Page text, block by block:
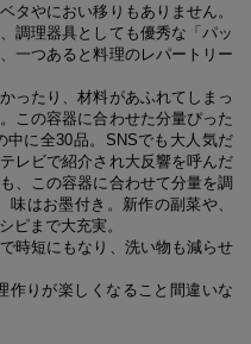
タやにおい移りもありません。
調理器具としても優秀な「パッ
一つあると料理のレパートリー
ったり、材料があふれてしまっ
この容器に合わせた分量ぴった
中に全30品。 SNSでも大人気だ
レビで紹介され大反響を呼んだ
、この容器に合わせて分量を調
はお墨付き。新作の副菜や、
ピまで大充実。
時短にもなり、洗い物も減らせ
作りが楽しくなること間違いな